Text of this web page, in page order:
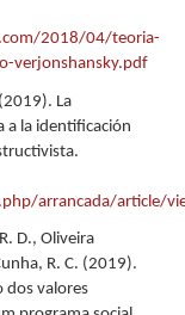
2018/04/teoria-
verjonshansky.pdf
La
a la identificación
arrancada/article/
D., Oliveira
R. C. (2019).
dos valores